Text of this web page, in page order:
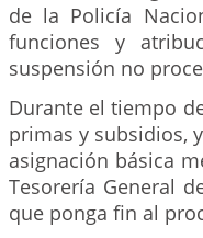
de la Policía
funciones y
suspensión no
Durante el tiempo
primas y subsidios,
asignación básica
Tesorería General
que ponga fin al